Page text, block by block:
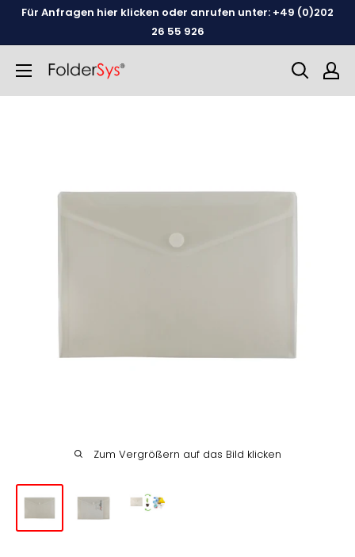
WeiterFür Anfragen hier klicken oder anrufen unter: +49 (0)202
26 55 926
Zum Vergrößern auf das Bild klicken